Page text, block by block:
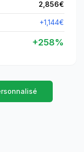
2,856€
+1,144€
+258%